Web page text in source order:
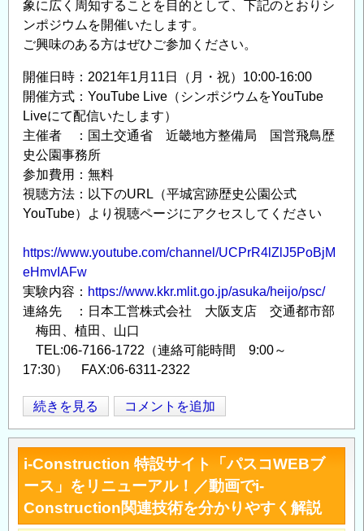
ン
WEB
セ
ミ
ナ
ー
～
DX
時
代
に
け
る
河
川
管
必
ア
イ
テ
ム
で
象に広く周知することを目的として、下記のとおりシ
ンポジウムを開催いたします。
ご興味のある方はぜひご参加ください。
開催日時：2021年1月11日（月・祝）10:00-16:00
開催方式：YouTube Live（シンポジウムをYouTube
Liveにて配信いたします）
主催者 ：国土交通省 近畿地方整備局 国営飛鳥歴
史公園事務所
参加費用：無料
視聴方法：以下のURL（平城宮跡歴史公園公式
YouTube）より視聴ページにアクセスしてください
https://www.youtube.com/channel/UCPrR4lZlJ5PoBjM
eHmvIAFw
実験内容： https://www.kkr.mlit.go.jp/asuka/heijo/psc/
連絡先 ：日本工営株式会社 大阪支店 交通都市部
梅田、植田、山口
TEL:06-7166-1722（連絡可能時間 9:00～
17:30） FAX:06-6311-2322
【平
城
宮
跡
歴
史
公
続きを見る コメントを追加
i-Construction 特設サイト「パスコWEBブ
ース」をリニューアル！／動画でi-
Construction関連技術を分かりやすく解説